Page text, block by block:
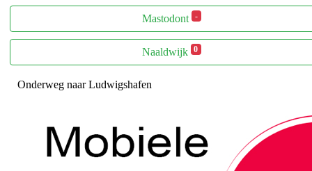
Mastodont -
Naaldwijk 0
Onderweg naar Ludwigshafen